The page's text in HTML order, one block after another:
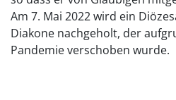
Am 7. Mai 2022 wird ein
Diakone nachgeholt, der
Pandemie verschoben wurde.